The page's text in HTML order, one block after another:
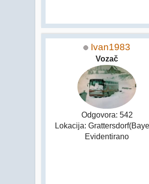
Ivan1983
Vozač
Odgovora: 542
Lokacija:
Evidentirano